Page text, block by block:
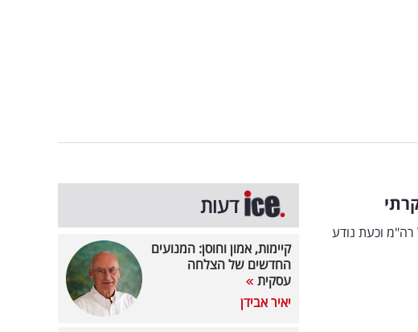
רה"מ וכעת נודע
דעות
קיימות, אמון וחוסן: המנועים
החדשים של הצלחה
עסקית
יאיר אבידן